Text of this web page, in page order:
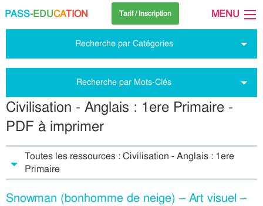
PASS-EDUCATION Tarif / Inscription MENU
Recherche par Catégories
Recherche par Mots-Clés
Civilisation - Anglais : 1ere Primaire -
PDF à imprimer
Toutes les ressources : Civilisation - Anglais : 1ere
Primaire
Snowman (bonhomme de neige) – Art visuel –